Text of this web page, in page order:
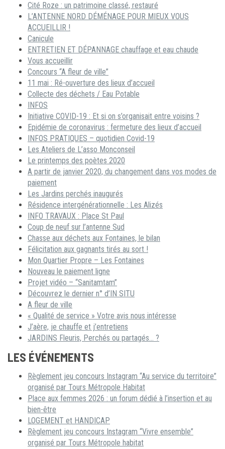
Cité Roze : un patrimoine classé, restauré
L’ANTENNE NORD DÉMÉNAGE POUR MIEUX VOUS
ACCUEILLIR !
Canicule
ENTRETIEN ET DÉPANNAGE chauffage et eau chaude
Vous accueillir
Concours “A fleur de ville”
11 mai : Ré-ouverture des lieux d’accueil
Collecte des déchets / Eau Potable
INFOS
Initiative COVID-19 : Et si on s’organisait entre voisins ?
Epidémie de coronavirus : fermeture des lieux d’accueil
INFOS PRATIQUES – quotidien Covid-19
Les Ateliers de L’asso Monconseil
Le printemps des poètes 2020
A partir de janvier 2020, du changement dans vos modes de
paiement
Les Jardins perchés inaugurés
Résidence intergénérationnelle : Les Alizés
INFO TRAVAUX : Place St Paul
Coup de neuf sur l’antenne Sud
Chasse aux déchets aux Fontaines, le bilan
Félicitation aux gagnants tirés au sort !
Mon Quartier Propre – Les Fontaines
Nouveau le paiement ligne
Projet vidéo – “Sanitamtam”
Découvrez le dernier n° d’IN SITU
A fleur de ville
« Qualité de service » Votre avis nous intéresse
J’aère, je chauffe et j’entretiens
JARDINS Fleuris, Perchés ou partagés… ?
LES ÉVÉNEMENTS
Règlement jeu concours Instagram “Au service du territoire”
organisé par Tours Métropole Habitat
Place aux femmes 2026 : un forum dédié à l’insertion et au
bien-être
LOGEMENT et HANDICAP
Règlement jeu concours Instagram “Vivre ensemble”
organisé par Tours Métropole habitat